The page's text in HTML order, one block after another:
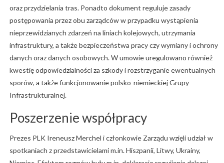
oraz przydzielania tras. Ponadto dokument reguluje zasady
postępowania przez obu zarządców w przypadku wystąpienia
nieprzewidzianych zdarzeń na liniach kolejowych, utrzymania
infrastruktury, a także bezpieczeństwa pracy czy wymiany i ochrony
danych oraz danych osobowych. W umowie uregulowano również
kwestię odpowiedzialności za szkody i rozstrzyganie ewentualnych
sporów, a także funkcjonowanie polsko-niemieckiej Grupy
Infrastrukturalnej.
Poszerzenie współpracy
Prezes PLK Ireneusz Merchel i członkowie Zarządu wzięli udział w
spotkaniach z przedstawicielami m.in. Hiszpanii, Litwy, Ukrainy,